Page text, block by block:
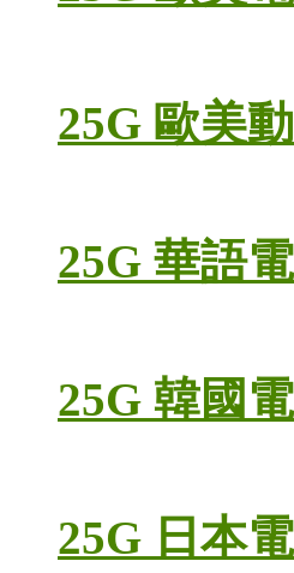
25G 歐美
25G 華語
25G 韓國
25G 日本